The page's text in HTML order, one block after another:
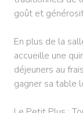
goût et
En plus de la
accueille une
déjeuners au
gagner sa table